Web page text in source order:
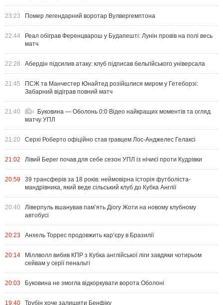
23:23 Помер легендарний воротар Вулвергемптона
22:44
Реал обіграв Ференцварош у Будапешті: Лунін провів на полі весь
матч
22:28 Абердін підсилив атаку: клуб підписав бельгійського універсала
21:45
ПСЖ та Манчестер Юнайтед розійшлися миром у Гетеборзі:
Забарний відіграв повний матч
21:40
Буковина — Оболонь 0:0 Відео найкращих моментів та огляд
матчу УПЛ
21:20 Серхі Роберто офіційно став гравцем Лос-Анджелес Гелаксі
21:02 Лівий Берег почав для себе сезон УПЛ із нічиєї проти Кудрівки
20:59
39 трансферів за 18 років: неймовірна історія футболіста-
мандрівника, який веде сільський клуб до Кубка Англії
20:40
Ліверпуль вшанував пам’ять Діогу Жоти на новому клубному
автобусі
20:23 Анхель Торрес продовжить кар’єру в Бразилії
20:14
Міллволл вибив КПР з Кубка англійської ліги завдяки чотирьом
сейвам у серії пенальті
20:03 Буковина не змогла відкоркувати ворота Оболоні
19:40 Трубін хоче залишити Бенфіку